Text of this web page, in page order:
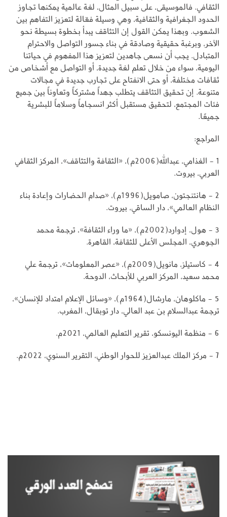
الثقافي. فالموسيقى، على سبيل المثال، لغة عالمية يمكنها تجاوز
الحدود الجغرافية والثقافية، وهي وسيلة فعّالة لتعزيز التفاهم بين
الشعوب. وبهذا يمكن القول إن التثاقف يبدأ بخطوة بسيطة نحو
الآخر، وبرغبة حقيقية وصادقة في بناء جسور التواصل والاحترام
المتبادل. يجب أن نسعى جاهدين لتعزيز هذا المفهوم في حياتنا
اليومية، سواء من خلال تعلم لغة جديدة، أو التواصل مع أشخاص من
ثقافات مختلفة، أو حتى الانفتاح على تجارب جديدة في مجالات
متنوعة. إن تحقيق التثاقف يتطلب جهداً مشتركاً وتعاوناً بين جميع
فئات المجتمع، لتحقيق مستقبل أكثر انسجاماً وسلاماً للبشرية
جميعًا.
المراجع:
1 - الغذامي، عبدالله(2006م)، «الثقافة والتثاقف»، المركز الثقافي
العربي، بيروت.
2 - هانتنجتون، صامويل(1996م)، «صدام الحضارات وإعادة بناء
النظام العالمي»، دار الساقي، بيروت.
3 - هول، إدوارد(2002م)، «ما وراء الثقافة»، ترجمة محمد
الجوهري، المجلس الأعلى للثقافة، القاهرة.
4 - كاستيلز، مانويل(2009م)، «عصر المعلومات»، ترجمة علي
محمد سعيد، المركز العربي للأبحاث، الدوحة.
5 - ماكلوهان، مارشال(1964م)، «وسائل الإعلام امتداد للإنسان»،
ترجمة عبدالسلام بن عبد العالي، دار توبقال، المغرب.
6 - منظمة اليونسكو، تقرير التعليم العالمي، 2021م.
7 - مركز الملك عبدالعزيز للحوار الوطني، التقرير السنوي، 2022م.